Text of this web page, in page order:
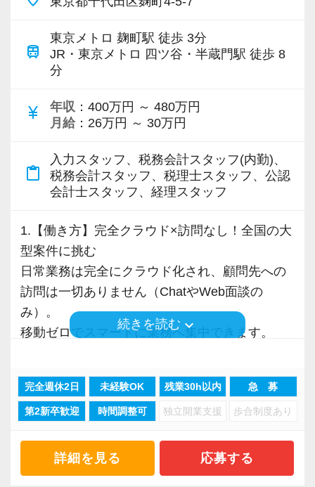
告の整備、ガバナンス構築のサポートなどを行
い、IPO成功に向けての伴走支援業務
これらの業務を通じて、クライアントの持続可
能な成長と成功を支援し、専門家としての実績
【報酬とキャリア】
年収はご希望に基づき決定します。
ような価値を提供できるかを提示していただく
ことで、双方に納得のいく形で条件を整えま
す。
【応募について】
「楽しみながら働きたい」「自由な働き方に興
い。
当法人のリクルートサイトもあわせてご覧いた
だき、詳細をご確認ください。
● リクルートサイト：
https://0base.co.jp/recruitment/
アすることが独り立ちの条件としています。
ば、もっと早い段階で独り立ちすることができ
るでしょう。
【各自の裁量でコントロールできるフレックス
タイム制】
由です。
コアタイムとなる朝礼への参加は必須ですが、
ば、各々の都合やスケジュールに合わせてOK！
中小企業の社長を相手に業務を進めることが多
いため、先方のスケジュールに合わせて稼働時
間を各自で調整することができます。
夜間や休日の対応は許可制としていますが、そ
れ以外は自由な時間に働ける環境です。
・午前中は事務作業、午後は訪問
・朝礼終わったらすぐに出て、1日中訪問
・早めに出社して、16時に退社
など、フレキシブルな働き方が実現できます♪
て実施しています。
「営業ノルマ」は特に定めていませんのでご安
心ください。
《求める人物像／応募条件》
◎何でも興味を持って吸収できる知的好奇心旺
盛な方
◎対面のコミュニケーションを大切にしたい方
《入社後の流れ》
まずは使用しているシステムの把握と基本の入
力業務からスタートしていただきます。
並行して先輩と一緒に訪問同行しながらお客様
との接し方・商談のポイントなどをOJT形式で
学んでいただく流れです。
大体2年ほどで必要な知識・スキルを身につけて
アシスタントを卒業します。
《他業界の経験も活かせる醍醐味も！》
当法人での業務はベースが「対面コミュニケー
ています。
税理士試験当日と試験前3日間は、有給休暇とは
別枠の休暇を付与いたします。
さらに、一定条件を満たした方には追加で2日間
きます。
社内には税理士試験に挑戦している職員が多数
在籍しており、仕事と勉強を両立しながら安心
して資格取得を目指せる環境づくりに力を入れ
ています。
【採用担当者からのメッセージ】
当事務所は最新システムを導入していますが、
一番大切にしているのは「働くメンバーの居心
地の良さ」です。
アナログな作業に追われない分、仲間をサポー
トする時間を全員が大切にしています。
いメンバーがあなたを温かく迎えます。
少しでも気になった方は、ぜひお気軽にご応募
ください！
train
東京メトロ 麹町駅 徒歩 3分
JR・東京メトロ 四ツ谷・半蔵門駅 徒歩 8
分
currency_yen 年収 ：400万円 ～ 480万円
月給 ：26万円 ～ 30万円
content_paste
入力スタッフ、税務会計スタッフ(内勤)、
税務会計スタッフ、税理士スタッフ、公認
会計士スタッフ、経理スタッフ
1.【働き方】完全クラウド×訪問なし！全国の大
型案件に挑む
日常業務は完全にクラウド化され、顧問先への
訪問は一切ありません（ChatやWeb面談の
み）。
移動ゼロでスマートに業務へ集中できます。
です。
告書作成へ
社内には公認会計士・税理士の有資格者が多
続きを読む keyboard_arrow_down
完全週休2日 未経験OK 残業30h以内 急 募
第2新卒歓迎 時間調整可 独立開業支援 歩合制度あり
詳細を見る 応募する